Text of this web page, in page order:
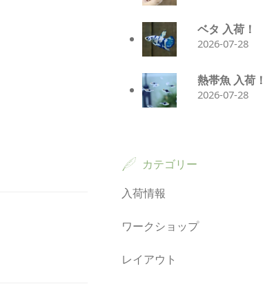
ベタ 入荷！
2026-07-28
熱帯魚 入荷！
2026-07-28
カテゴリー
入荷情報
ワークショップ
レイアウト